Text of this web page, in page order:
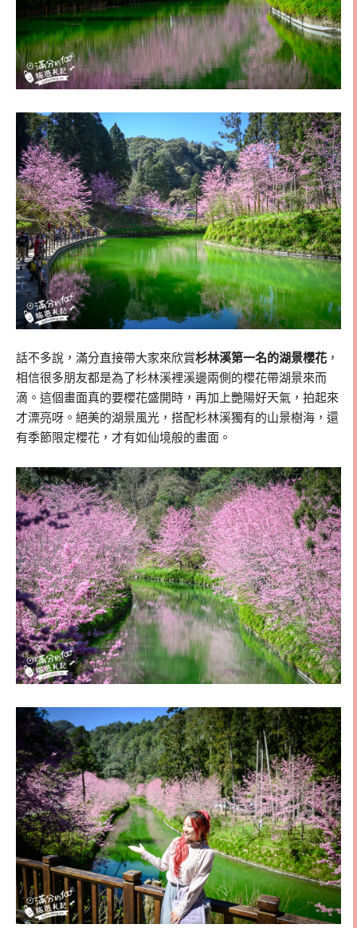
話不多說，滿分直接帶大家來欣賞杉林溪第一名的湖景櫻花 ，
相信很多朋友都是為了杉林溪裡溪邊兩側的櫻花帶湖景來而
滴。這個畫面真的要櫻花盛開時，再加上艷陽好天氣，拍起來
才漂亮呀。絕美的湖景風光，搭配杉林溪獨有的山景樹海，還
有季節限定櫻花，才有如仙境般的畫面。